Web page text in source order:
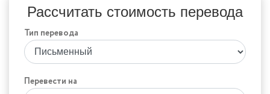
Рассчитать стоимость перевода
Тип перевода
Перевести на